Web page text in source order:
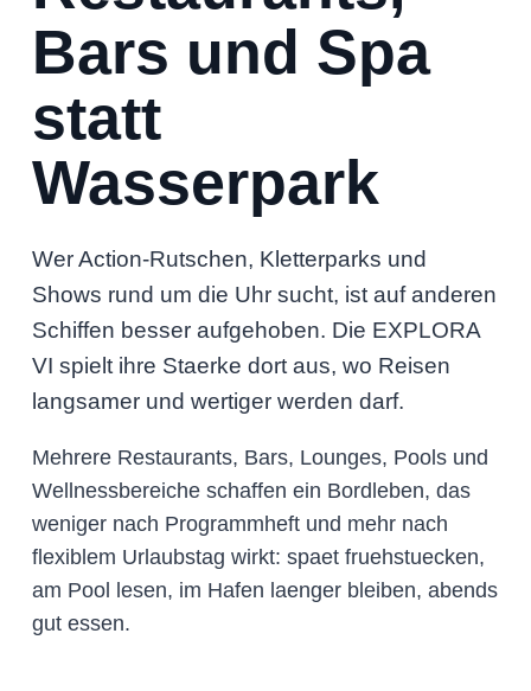
Bars und Spa
statt
Wasserpark
Wer Action-Rutschen, Kletterparks und
Shows rund um die Uhr sucht, ist auf anderen
Schiffen besser aufgehoben. Die EXPLORA
VI spielt ihre Staerke dort aus, wo Reisen
langsamer und wertiger werden darf.
Mehrere Restaurants, Bars, Lounges, Pools und
Wellnessbereiche schaffen ein Bordleben, das
weniger nach Programmheft und mehr nach
flexiblem Urlaubstag wirkt: spaet fruehstuecken,
am Pool lesen, im Hafen laenger bleiben, abends
gut essen.